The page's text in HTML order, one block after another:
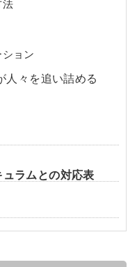
ョン
々を追い詰める
ラムとの対応表